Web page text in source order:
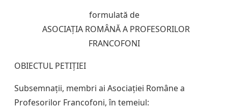
formulată de
ASOCIAȚIA ROMÂNĂ A PROFESORILOR
FRANCOFONI
OBIECTUL PETIȚIEI
Subsemnații, membri ai Asociației Române a
Profesorilor Francofoni, în temeiul: